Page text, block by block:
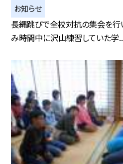
お知らせ
長縄跳びで全校対抗の集会を行
み時間中に沢山練習していた学